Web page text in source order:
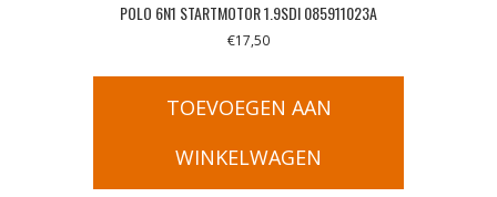
POLO 6N1 STARTMOTOR 1.9SDI 085911023A
€17,50
TOEVOEGEN AAN
WINKELWAGEN